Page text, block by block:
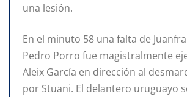
una lesión.
En el minuto 58 una falta de
Pedro Porro fue magistralmente
Aleix García en dirección al
por Stuani. El delantero uruguayo